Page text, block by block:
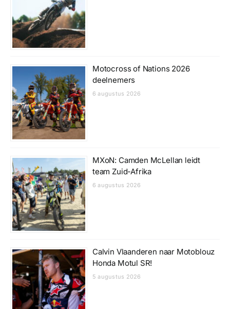
Motocross of Nations 2026
deelnemers
6 augustus 2026
MXoN: Camden McLellan leidt
team Zuid-Afrika
6 augustus 2026
Calvin Vlaanderen naar Motoblouz
Honda Motul SR!
5 augustus 2026